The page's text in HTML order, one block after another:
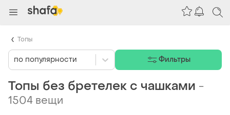
Топы без бретелек с чашками -
1504 вещи
по популярности Фильтры
Топы